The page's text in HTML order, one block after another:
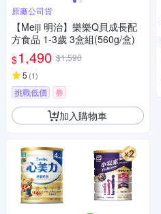
原廠公司貨
【Meiji 明治】樂樂Q貝成長配
方食品 1-3歲 3盒組(560g/盒)
$1,490 $1,590
5 (1)
挑戰低價 券
加入購物車